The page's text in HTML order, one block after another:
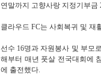
연말까지 고향사랑 지정기부금
클라우드 FC는 사회복귀 및 재
선수 16명과 자원봉사 및 부모
해부터 매년 풋살 전국대회에
에 출전했다.